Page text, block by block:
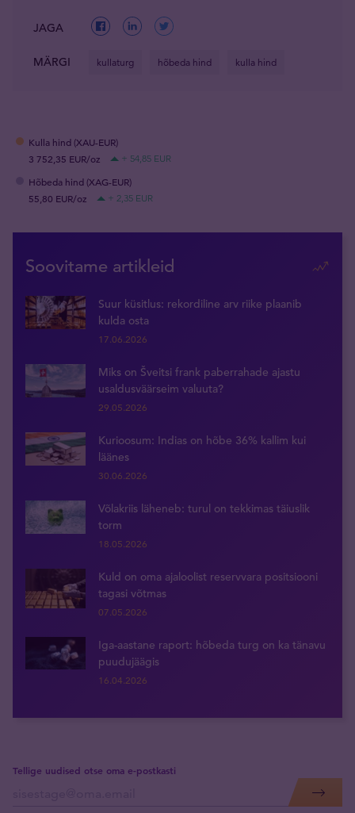
JAGA
MÄRGI kullaturg hõbeda hind kulla hind
Kulla hind (XAU-EUR)
3 752,35 EUR/oz
+ 54,85 EUR
Hõbeda hind (XAG-EUR)
55,80 EUR/oz
+ 2,35 EUR
Soovitame artikleid
Suur küsitlus: rekordiline arv riike plaanib
kulda osta
17.06.2026
Miks on Šveitsi frank paberrahade ajastu
usaldusväärseim valuuta?
29.05.2026
Kurioosum: Indias on hõbe 36% kallim kui
läänes
30.06.2026
Võlakriis läheneb: turul on tekkimas täiuslik
torm
18.05.2026
Kuld on oma ajaloolist reservvara positsiooni
tagasi võtmas
07.05.2026
Iga-aastane raport: hõbeda turg on ka tänavu
puudujäägis
16.04.2026
Tellige uudised otse oma e-postkasti